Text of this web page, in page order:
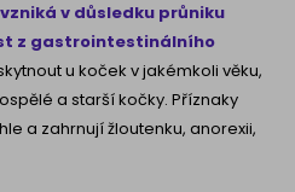
v důsledku průniku
z gastrointestinálního
u koček v jakémkoli věku,
a starší kočky. Příznaky
a zahrnují žloutenku, anorexii,